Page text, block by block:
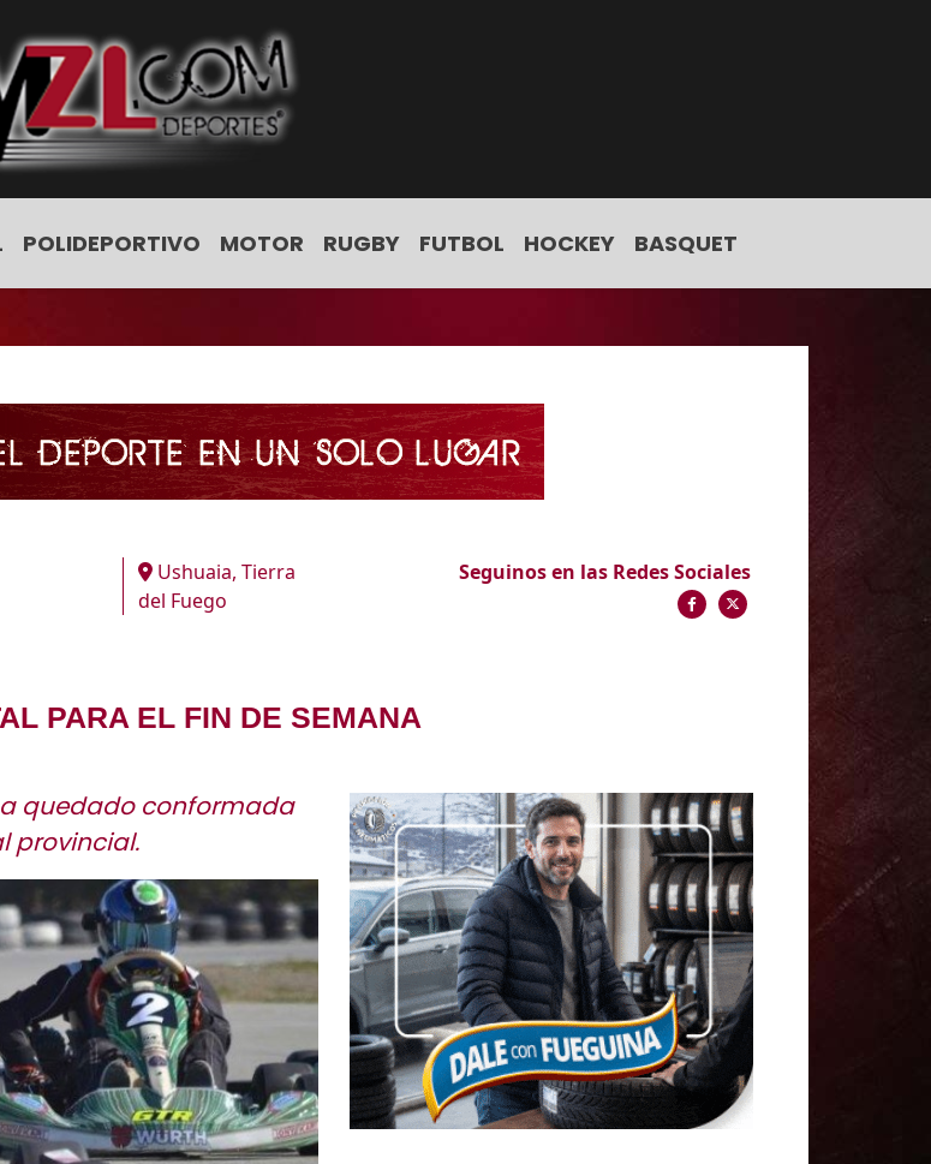
POLIDEPORTIVO MOTOR RUGBY FUTBOL HOCKEY BASQUET
Ushuaia, Tierra
del Fuego
Seguinos en las Redes Sociales
PARA EL FIN DE SEMANA
quedado conformada
provincial.